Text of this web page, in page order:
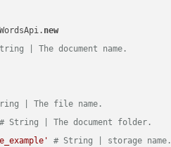
new
| The document name.
| The file name.
# String | The document folder.
# String | storage name.